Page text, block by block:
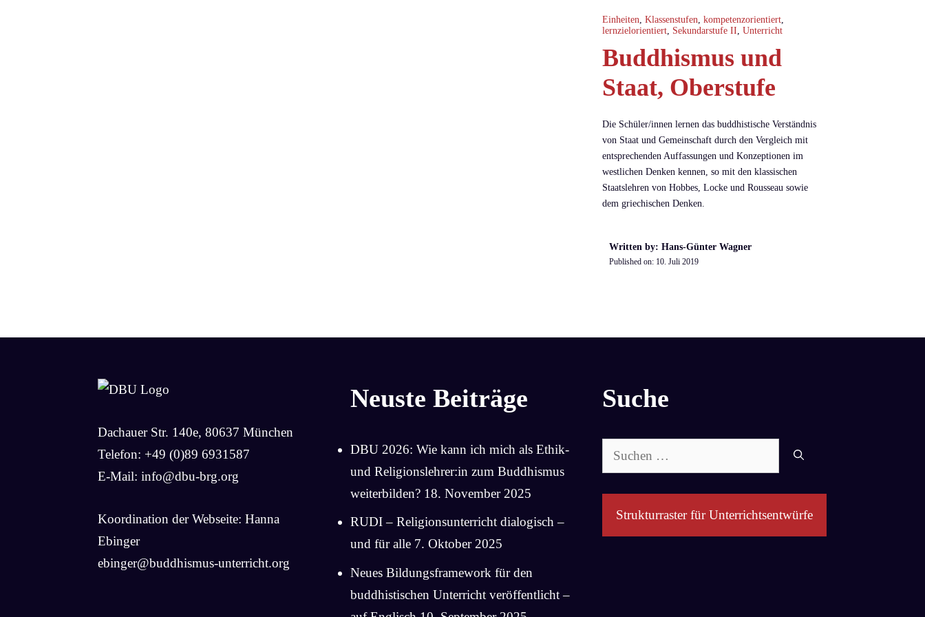
Einheiten ,Klassenstufen ,kompetenzorientiert
lernzielorientiert Sekundarstufe II ,Unterricht
Buddhismus und
Staat, Oberstufe
Die Schüler/innen lernen das buddhistische Verständnis
von Staat und Gemeinschaft durch den Vergleich mit
entsprechenden Auffassungen und Konzeptionen im
westlichen Denken kennen, so mit den klassischen
Staatslehren von Hobbes, Locke und Rousseau sowie
dem griechischen Denken.
Written by: Hans-Günter Wagner
Published on: 10. Juli 2019
Dachauer Str. 140e, 80637 München
Telefon: +49 (0)89 6931587
E-Mail: info@dbu-brg.org
Koordination der Webseite: Hanna
Ebinger
ebinger@buddhismus-unterricht.org
Neuste Beiträge
DBU 2026: Wie kann ich mich als Ethik-
und Religionslehrer:in zum Buddhismus
weiterbilden? 18. November 2025
RUDI – Religionsunterricht dialogisch –
und für alle 7. Oktober 2025
Neues Bildungsframework für den
buddhistischen Unterricht veröffentlicht –
Suche
Suchen
nach:
Strukturraster für Unterrichtsentwürfe